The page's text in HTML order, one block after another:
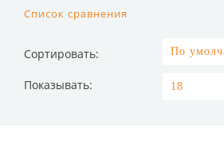
Список сравнения
Сортировать:
Показывать: